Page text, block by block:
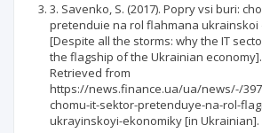
3. Savenko, S. (2017). Popry vsi buri:
pretenduie na rol flahmana ukrainskoi
[Despite all the storms: why the IT
the flagship of the Ukrainian
Retrieved from
https://news.finance.ua/ua/news/-/
chomu-it-sektor-pretenduye-na-rol-
ukrayinskoyi-ekonomiky [in Ukrainian].